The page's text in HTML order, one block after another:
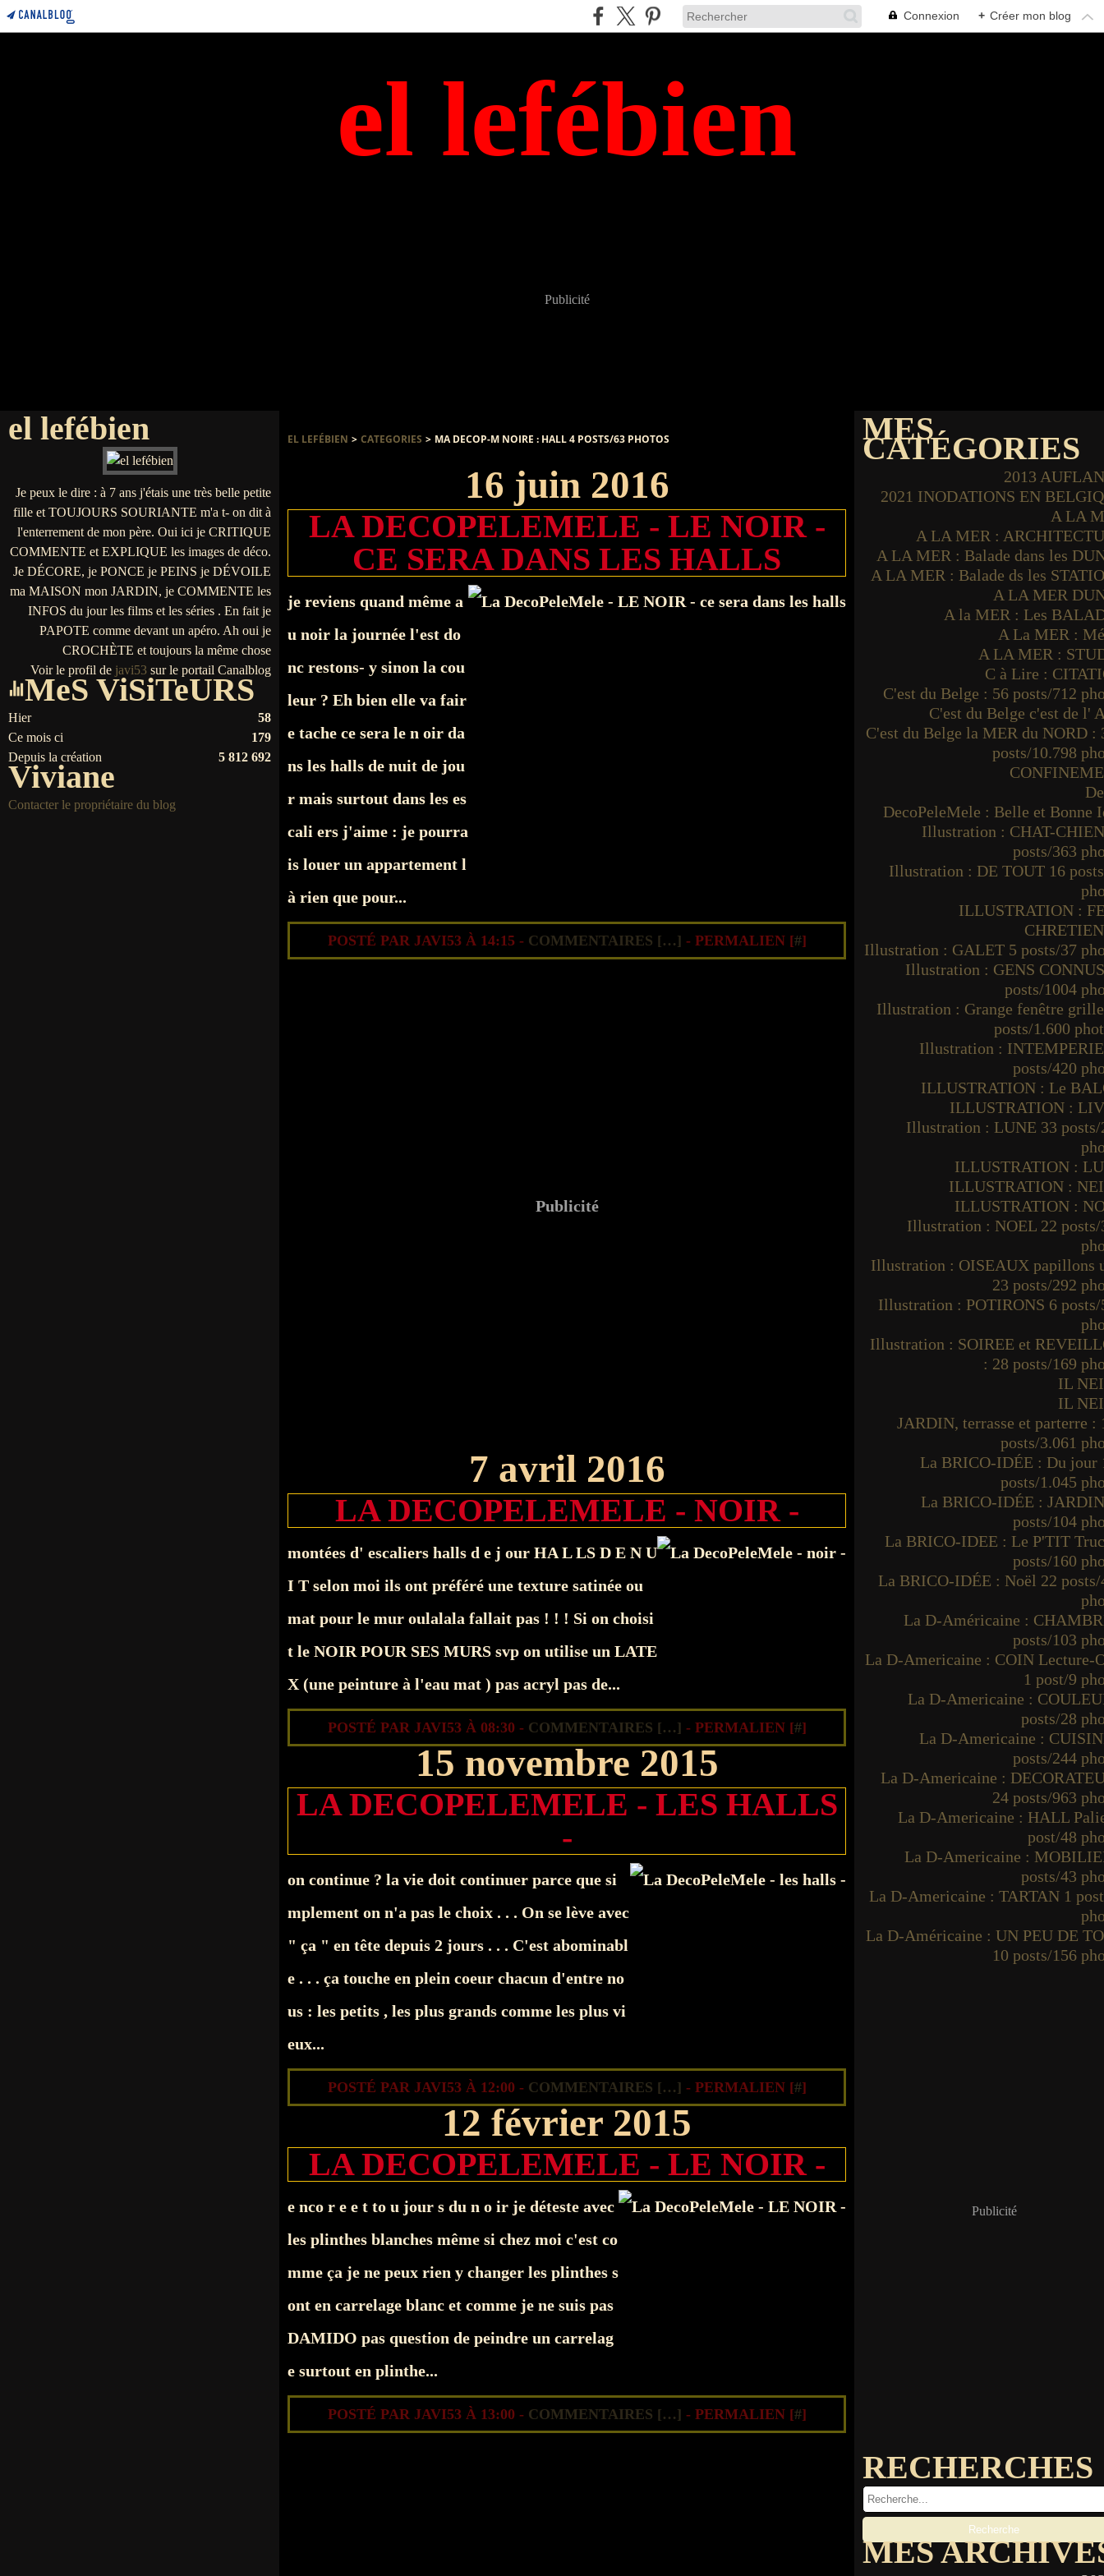
Connexion + Créer mon blog
el lefébien
Publicité
el lefébien
Je peux le dire : à 7 ans j'étais une très belle petite
fille et TOUJOURS SOURIANTE m'a t- on dit à
l'enterrement de mon père. Oui ici je CRITIQUE
COMMENTE et EXPLIQUE les images de déco.
Je DÉCORE, je PONCE je PEINS je DÉVOILE
ma MAISON mon JARDIN, je COMMENTE les
INFOS du jour les films et les séries . En fait je
PAPOTE comme devant un apéro. Ah oui je
CROCHÈTE et toujours la même chose
Voir le profil de javi53 sur le portail Canalblog
MeS ViSiTeURS
Hier
58
Ce mois ci
179
Depuis la création
5 812 692
Viviane
Contacter le propriétaire du blog
EL LEFÉBIEN > CATEGORIES > MA DECOP-M NOIRE : HALL 4 POSTS/63 PHOTOS
16 juin 2016
LA DECOPELEMELE - LE NOIR -
CE SERA DANS LES HALLS
je reviens quand même a
u noir la journée l'est do
nc restons- y sinon la cou
leur ? Eh bien elle va fair
e tache ce sera le n oir da
ns les halls de nuit de jou
r mais surtout dans les es
cali ers j'aime : je pourra
is louer un appartement l
à rien que pour...
POSTÉ PAR JAVI53 À 14:15 - COMMENTAIRES […] - PERMALIEN [#]
Publicité
7 avril 2016
LA DECOPELEMELE - NOIR -
montées d' escaliers halls d e j our HA L LS D E N U
I T selon moi ils ont préféré une texture satinée ou
mat pour le mur oulalala fallait pas ! ! ! Si on choisi
t le NOIR POUR SES MURS svp on utilise un LATE
X (une peinture à l'eau mat ) pas acryl pas de...
POSTÉ PAR JAVI53 À 08:30 - COMMENTAIRES […] - PERMALIEN [#]
15 novembre 2015
LA DECOPELEMELE - LES HALLS
-
on continue ? la vie doit continuer parce que si
mplement on n'a pas le choix . . . On se lève avec
" ça " en tête depuis 2 jours . . . C'est abominabl
e . . . ça touche en plein coeur chacun d'entre no
us : les petits , les plus grands comme les plus vi
eux...
POSTÉ PAR JAVI53 À 12:00 - COMMENTAIRES […] - PERMALIEN [#]
12 février 2015
LA DECOPELEMELE - LE NOIR -
e nco r e e t to u jour s du n o ir je déteste avec
les plinthes blanches même si chez moi c'est co
mme ça je ne peux rien y changer les plinthes s
ont en carrelage blanc et comme je ne suis pas
DAMIDO pas question de peindre un carrelag
e surtout en plinthe...
POSTÉ PAR JAVI53 À 13:00 - COMMENTAIRES […] - PERMALIEN [#]
MES
CATÉGORIES
2013
2021 INODATIONS EN
A LA
A LA MER :
A LA MER : Balade dans les
A LA MER : Balade ds les
A LA MER
A la MER : Les
A La MER :
A LA MER :
C à Lire :
C'est du Belge : 56 posts/712
C'est du Belge c'est de l'
C'est du Belge la MER du NORD :
posts/10.798
DecoPeleMele : Belle et Bonne
Illustration : CHAT-
posts/363
Illustration : DE TOUT 16
ILLUSTRATION :
Illustration : GALET 5 posts/37
Illustration : GENS
posts/1004
Illustration : Grange fenêtre
posts/1.600
Illustration :
posts/420
ILLUSTRATION : Le
ILLUSTRATION :
Illustration : LUNE 33 posts/
ILLUSTRATION :
ILLUSTRATION :
ILLUSTRATION :
Illustration : NOEL 22 posts/
Illustration : OISEAUX papillons
23 posts/292
Illustration : POTIRONS 6 posts/
Illustration : SOIREE et
: 28 posts/169
IL
IL
JARDIN, terrasse et parterre :
posts/3.061
La BRICO-IDÉE : Du jour
posts/1.045
La BRICO-IDÉE :
posts/104
La BRICO-IDEE : Le P'TIT
posts/160
La BRICO-IDÉE : Noël 22 posts/
La D-Américaine :
posts/103
La D-Americaine : COIN Lecture-
1 post/9
La D-Americaine :
posts/28
La D-Americaine :
posts/244
La D-Americaine :
24 posts/963
La D-Americaine : HALL
post/48
La D-Americaine :
posts/43
La D-Americaine : TARTAN 1
La D-Américaine : UN PEU DE
10 posts/156
Publicité
RECHERCHES
MES